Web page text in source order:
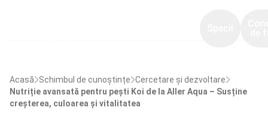
Acasă Schimbul de cunoștințe Cercetare și dezvoltare
Nutriție avansată pentru pești Koi de la Aller Aqua – Susține
creșterea, culoarea și vitalitatea